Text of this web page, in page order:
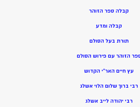
קבלה ספר הזוהר
קבלה ומדע
תורת בעל הסולם
הזוהר עם פירוש הסולם
עץ חיים האר”י הקדוש
רבי ברוך שלום הלוי אשלג
רבי יהודה לייב אשלג